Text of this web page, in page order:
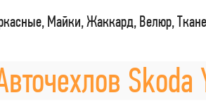
Майки, Жаккард, Велюр,
Skoda